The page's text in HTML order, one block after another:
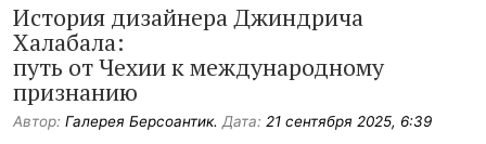
История дизайнера Джиндрича
Халабала:
путь от Чехии к международному
признанию
Автор: Галерея Берсоантик. Дата: 21 сентября 2025, 6:39